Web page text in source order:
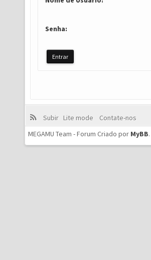
Senha:
Subir Lite mode
Contate-nos
MEGAMU Team - Forum Criado por MyBB.